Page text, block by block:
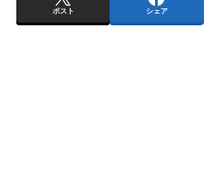
ポスト シェア